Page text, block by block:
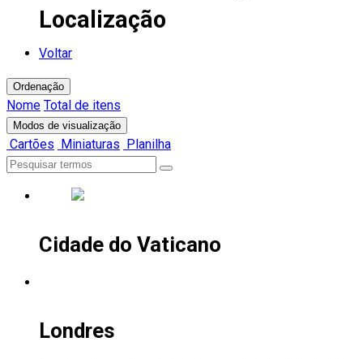
Localização
Voltar
Ordenação
Nome Total de itens
Modos de visualização
Cartões Miniaturas Planilha
Cidade do Vaticano
Londres